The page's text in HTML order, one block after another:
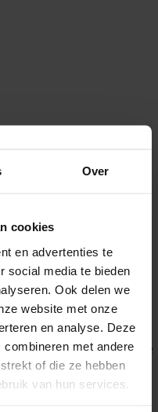
Over
cookies
en advertenties te
social media te bieden
Ook delen we
website met onze
en analyse. Deze
met andere
of die ze hebben
van hun services.
has occurred while
browser console for more
.